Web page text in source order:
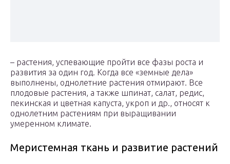
– растения, успевающие пройти все фазы роста и
развития за один год. Когда все «земные дела»
выполнены, однолетние растения отмирают. Все
плодовые растения, а также шпинат, салат, редис,
пекинская и цветная капуста, укроп и др., относят к
однолетним растениям при выращивании
умеренном климате.
Меристемная ткань и развитие растений